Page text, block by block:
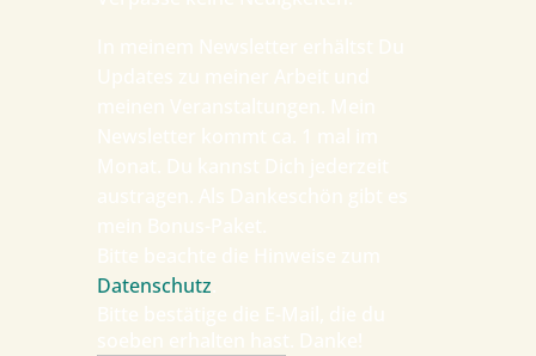
Datenschutz